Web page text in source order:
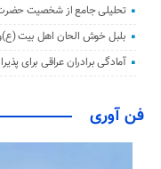
تحلیلی جامع از شخصیت
بلبل خوش الحان اهل بیت
آمادگی برادران عراقی برای پذیرائی 10 میلیون زائر
فن آوری